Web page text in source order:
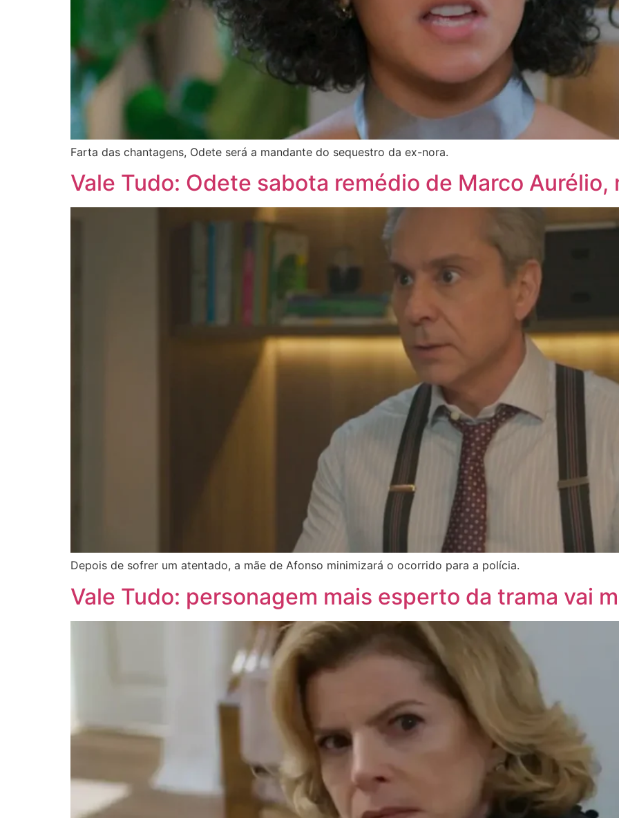
Farta das chantagens, Odete será a mandante do sequestro da ex-nora.
Vale Tudo: Odete sabota remédio de Marco Aurélio,
Depois de sofrer um atentado, a mãe de Afonso minimizará o ocorrido para a polícia.
Vale Tudo: personagem mais esperto da trama vai